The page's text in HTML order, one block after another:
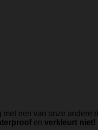
een van onze andere
en verkleurt niet!